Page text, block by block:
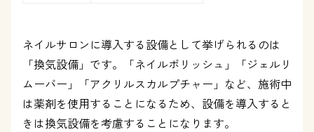
ネイルサロンに導入する設備として挙げられるのは
「換気設備」です。「ネイルポリッシュ」「ジェルリ
ムーバー」「アクリルスカルプチャー」など、施術中
は薬剤を使用することになるため、設備を導入すると
きは換気設備を考慮することになります。